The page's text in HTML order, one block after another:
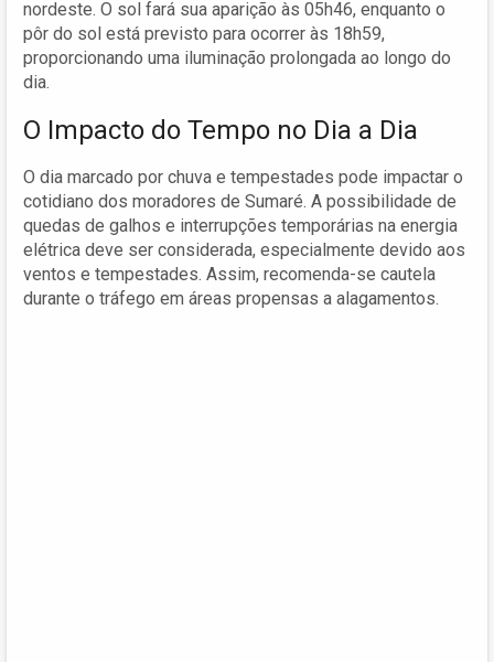
nordeste. O sol fará sua aparição às 05h46, enquanto o
pôr do sol está previsto para ocorrer às 18h59,
proporcionando uma iluminação prolongada ao longo do
dia.
O Impacto do Tempo no Dia a Dia
O dia marcado por chuva e tempestades pode impactar o
cotidiano dos moradores de Sumaré. A possibilidade de
quedas de galhos e interrupções temporárias na energia
elétrica deve ser considerada, especialmente devido aos
ventos e tempestades. Assim, recomenda-se cautela
durante o tráfego em áreas propensas a alagamentos.